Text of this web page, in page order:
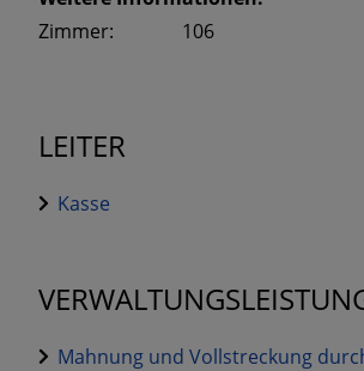
Zimmer:
106
LEITER
Kasse
Mahnung und Vollstreckung